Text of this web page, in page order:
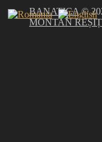
BANATICA©
MONTAN